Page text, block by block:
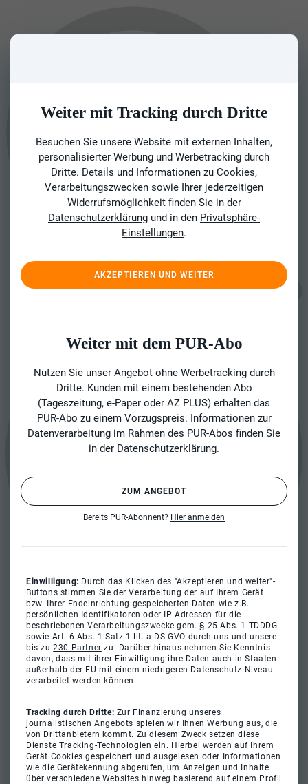
Weiter mit Tracking durch Dritte
Besuchen Sie unsere Website mit externen Inhalten,
personalisierter Werbung und Werbetracking durch
Dritte. Details und Informationen zu Cookies,
Verarbeitungszwecken sowie Ihrer jederzeitigen
Widerrufsmöglichkeit finden Sie in der
Datenschutzerklärung und in den Privatsphäre-
Einstellungen.
AKZEPTIEREN UND WEITER
Weiter mit dem PUR-Abo
Nutzen Sie unser Angebot ohne Werbetracking durch
Dritte. Kunden mit einem bestehenden Abo
(Tageszeitung, e-Paper oder AZ PLUS) erhalten das
PUR-Abo zu einem Vorzugspreis. Informationen zur
Datenverarbeitung im Rahmen des PUR-Abos finden Sie
in der Datenschutzerklärung.
ZUM ANGEBOT
Bereits PUR-Abonnent? Hier anmelden
Einwilligung: Durch das Klicken des "Akzeptieren und weiter"-
Buttons stimmen Sie der Verarbeitung der auf Ihrem Gerät
bzw. Ihrer Endeinrichtung gespeicherten Daten wie z.B.
persönlichen Identifikatoren oder IP-Adressen für die
beschriebenen Verarbeitungszwecke gem. § 25 Abs. 1 TDDDG
sowie Art. 6 Abs. 1 Satz 1 lit. a DS-GVO durch uns und unsere
bis zu230 Partner zu. Darüber hinaus nehmen Sie Kenntnis
davon, dass mit ihrer Einwilligung ihre Daten auch in Staaten
außerhalb der EU mit einem niedrigeren Datenschutz-Niveau
verarbeitet werden können.
Tracking durch Dritte: Zur Finanzierung unseres
journalistischen Angebots spielen wir Ihnen Werbung aus, die
von Drittanbietern kommt. Zu diesem Zweck setzen diese
Dienste Tracking-Technologien ein. Hierbei werden auf Ihrem
Gerät Cookies gespeichert und ausgelesen oder Informationen
wie die Gerätekennung abgerufen, um Anzeigen und Inhalte
über verschiedene Websites hinweg basierend auf einem Profil